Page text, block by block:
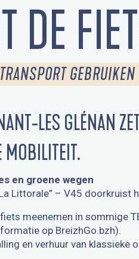
DE
GEBRUIKEN
LES GLÉNAN
MOBILITEIT.
en groene wegen
Littorale” – V45 doorkruist
meenemen in sommige
op BreizhGo.bzh).
en verhuur van klassieke